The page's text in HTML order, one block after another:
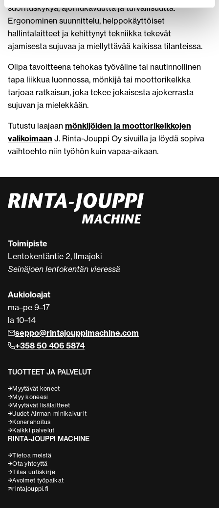
suorituskykyä, ajomukavuutta ja turvallisuutta.
Ergonominen suunnittelu, helppokäyttöiset
hallintalaitteet ja kehittynyt tekniikka tekevät
ajamisesta sujuvaa ja miellyttävää kaikissa tilanteissa.
Olipa tavoitteena tehokas työväline tai nautinnollinen
tapa liikkua luonnossa, mönkijä tai moottorikelkka
tarjoaa ratkaisun, joka tekee jokaisesta ajokerrasta
sujuvan ja mielekkään.
Tutustu laajaan mönkijöiden ja moottorikelkkojen
valikoimaan J. Rinta-Jouppi Oy sivuilla ja löydä sopiva
vaihtoehto niin työhön kuin vapaa-aikaan.
Toimipiste
Lentokentäntie 2, Ilmajoki
Seinäjoen lentokentän vieressä
Aukioloajat
ma–pe 9–17
la 10–14
seppo@rintajouppimachine.com
+358 50 406 5874
TUOTTEET JA PALVELUT
Myytävät koneet
Myy koneesi
Myytävät lisälaitteet
Uudet Airman-minikaivurit
Konerahoitus
Kaikki palvelut
RINTA-JOUPPI MACHINE
Tietoa meistä
Ota yhteyttä
Tilaa uutiskirje
Avoimet työpaikat
rintajouppi.fi